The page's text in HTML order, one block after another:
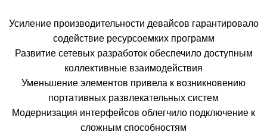
Усиление производительности девайсов гарантировало
содействие ресурсоемких программ
Развитие сетевых разработок обеспечило доступным
коллективные взаимодействия
Уменьшение элементов привела к возникновению
портативных развлекательных систем
Модернизация интерфейсов облегчило подключение к
сложным способностям